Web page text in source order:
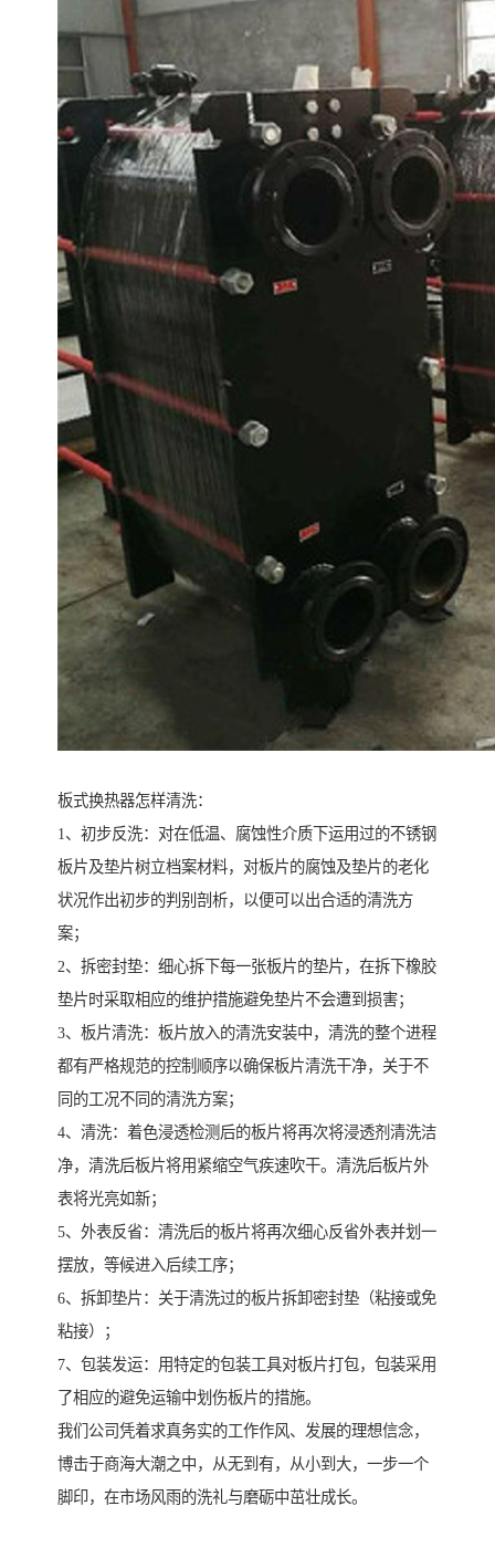
板式换热器怎样清洗：
1、初步反洗：对在低温、腐蚀性介质下运用过的不锈钢
板片及垫片树立档案材料，对板片的腐蚀及垫片的老化
状况作出初步的判别剖析，以便可以出合适的清洗方
案；
2、拆密封垫：细心拆下每一张板片的垫片，在拆下橡胶
垫片时采取相应的维护措施避免垫片不会遭到损害；
3、板片清洗：板片放入的清洗安装中，清洗的整个进程
都有严格规范的控制顺序以确保板片清洗干净，关于不
同的工况不同的清洗方案；
4、清洗：着色浸透检测后的板片将再次将浸透剂清洗洁
净，清洗后板片将用紧缩空气疾速吹干。清洗后板片外
表将光亮如新；
5、外表反省：清洗后的板片将再次细心反省外表并划一
摆放，等候进入后续工序；
6、拆卸垫片：关于清洗过的板片拆卸密封垫（粘接或免
粘接）；
7、包装发运：用特定的包装工具对板片打包，包装采用
了相应的避免运输中划伤板片的措施。
我们公司凭着求真务实的工作作风、发展的理想信念，
博击于商海大潮之中，从无到有，从小到大，一步一个
脚印，在市场风雨的洗礼与磨砺中茁壮成长。